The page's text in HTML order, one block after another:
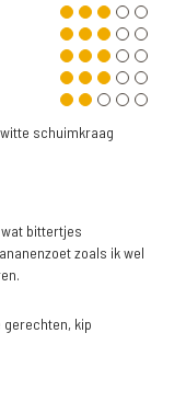
schuimkraag
bittertjes
zoals ik wel
kip